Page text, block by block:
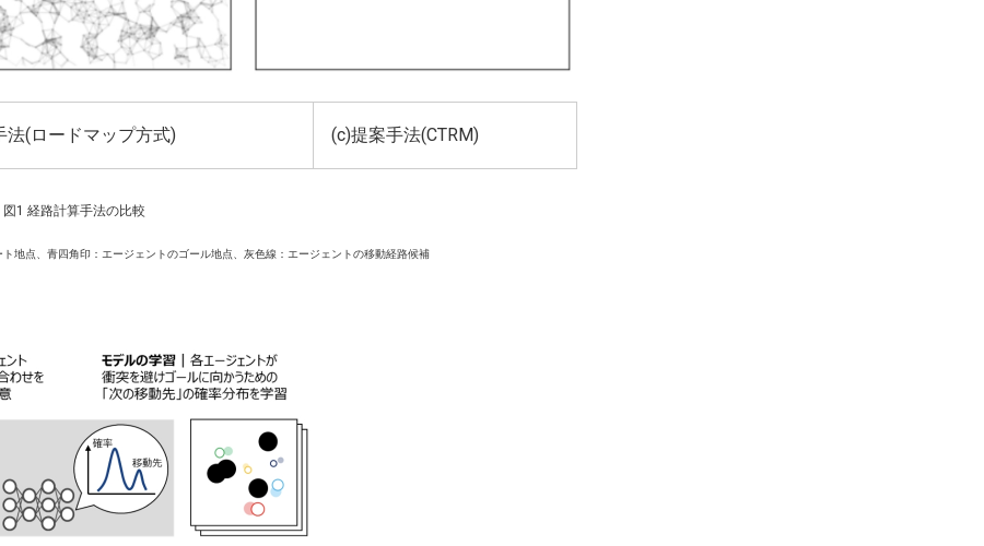
法(ロードマップ方式) (c)提案手法(CTRM)
図1 経路計算手法の比較
地点、青四角印：エージェントのゴール地点、灰色線：エージェントの移動経路候補